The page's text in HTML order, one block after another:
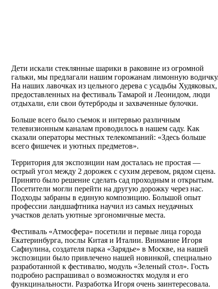
Дети искали стеклянные шарики в раковине из огромной
гальки, мы предлагали нашим горожанам лимонную
На наших лавочках из цельного дерева с усадьбы Худяковых,
предоставленных на фестиваль Тамарой и Леонидом, люди
отдыхали, ели свои бутерброды и захваченные булочки.
Больше всего было съемок и интервью различным
телевизионным каналам проводилось в нашем саду. Как
сказали операторы местных телекомпаний: «Здесь больше
всего фишечек и уютных предметов».
Территория для экспозиции нам досталась не простая —
острый угол между 2 дорожек с сухим деревом, рядом сцена.
Принято было решение сделать сад проходным и открытым.
Посетители могли перейти на другую дорожку через нас.
Подходы забраны в единую композицию. Большой опыт
профессии ландшафтника научил из самых неудачных
участков делать уютные эргономичные места.
Фестиваль «Атмосфера» посетили и первые лица города
Екатеринбурга, послы Китая и Италии. Внимание Игоря
Сафиулина, создателя парка «Зарядье» в Москве, на нашей
экспозиции было привлечено нашей новинкой, специально
разработанной к фестивалю, модуль «Зеленый стол». Гость
подробно распрашивал о возможностях модуля и его
функцинальности. Разработка Игоря очень заинтересовала.